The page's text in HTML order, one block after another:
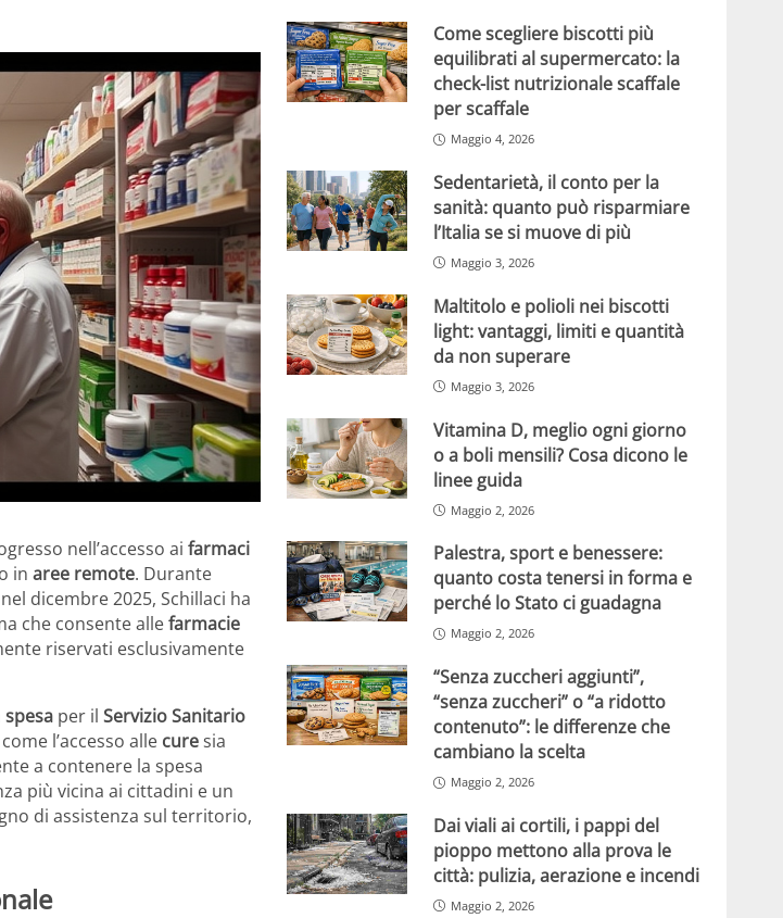
nell’accesso ai farmaci
in aree remote. Durante
dicembre 2025, Schillaci ha
che consente allefarmacie
riservati esclusivamente
spesa per il Servizio Sanitario
l’accesso alle curesia
a contenere la spesa
più vicina ai cittadini e un
di assistenza sul territorio,
Come scegliere biscotti più
equilibrati al supermercato: la
check-list nutrizionale scaffale
per scaffale
Maggio 4, 2026
Sedentarietà, il conto per la
sanità: quanto può risparmiare
l’Italia se si muove di più
Maggio 3, 2026
Maltitolo e polioli nei biscotti
light: vantaggi, limiti e quantità
da non superare
Maggio 3, 2026
Vitamina D, meglio ogni giorno
o a boli mensili? Cosa dicono le
linee guida
Maggio 2, 2026
Palestra, sport e benessere:
quanto costa tenersi in forma e
perché lo Stato ci guadagna
Maggio 2, 2026
“Senza zuccheri aggiunti”,
“senza zuccheri” o “a ridotto
contenuto”: le differenze che
cambiano la scelta
Maggio 2, 2026
Dai viali ai cortili, i pappi del
pioppo mettono alla prova le
città: pulizia, aerazione e incendi
Maggio 2, 2026